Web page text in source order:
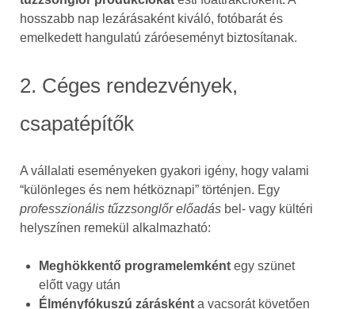
hosszabb nap lezárásaként kiváló, fotóbarát és
emelkedett hangulatú záróeseményt biztosítanak.
2. Céges rendezvények,
csapatépítők
A vállalati eseményeken gyakori igény, hogy valami
“különleges és nem hétköznapi” történjen. Egy
professzionális tűzzsonglőr előadásbel- vagy kültéri
helyszínen remekül alkalmazható:
Meghökkentő programelemkéntegy szünet
előtt vagy után
Élményfókuszú záráskénta vacsorát követően